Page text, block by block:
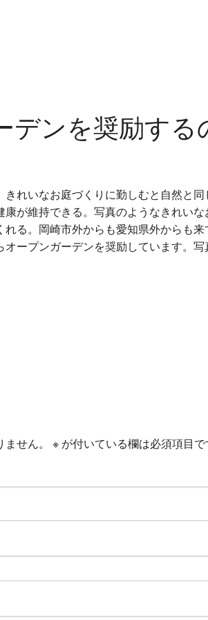
デンを奨励する
れいなお庭づくりに勤しむと自然と同
が維持できる。写真のようなきれい
る。岡崎市外からも愛知県外からも
ープンガーデンを奨励しています。
せん。 ※ が付いている欄は必須項目で